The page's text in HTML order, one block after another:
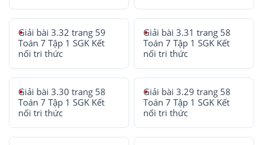
Giải bài 3.32 trang 59
Toán 7 Tập 1 SGK Kết
nối tri thức
Giải bài 3.31 trang 58
Toán 7 Tập 1 SGK Kết
nối tri thức
Giải bài 3.30 trang 58
Toán 7 Tập 1 SGK Kết
nối tri thức
Giải bài 3.29 trang 58
Toán 7 Tập 1 SGK Kết
nối tri thức